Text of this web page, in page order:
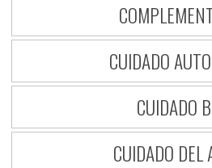
CUIDADO
CUIDADO
CUIDADO DEL